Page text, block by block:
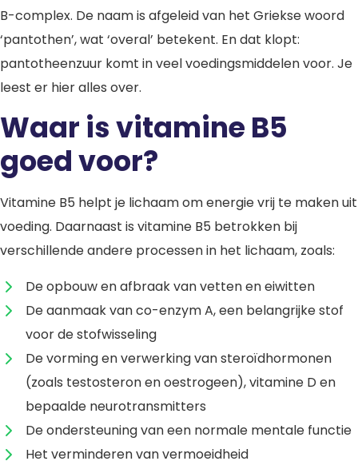
B-complex. De naam is afgeleid van het Griekse woord
‘pantothen’, wat ‘overal’ betekent. En dat klopt:
pantotheenzuur komt in veel voedingsmiddelen voor. Je
leest er hier alles over.
Waar is vitamine B5
goed voor?
Vitamine B5 helpt je lichaam om energie vrij te maken uit
voeding. Daarnaast is vitamine B5 betrokken bij
verschillende andere processen in het lichaam, zoals:
De opbouw en afbraak van vetten en eiwitten
De aanmaak van co-enzym A, een belangrijke stof
voor de stofwisseling
De vorming en verwerking van steroïdhormonen
(zoals testosteron en oestrogeen), vitamine D en
bepaalde neurotransmitters
De ondersteuning van een normale mentale functie
Het verminderen van vermoeidheid